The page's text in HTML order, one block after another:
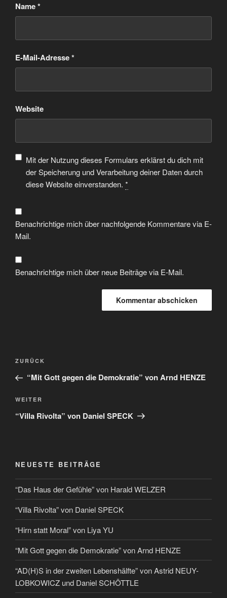
Name*
E-Mail-Adresse*
Website
Mit der Nutzung dieses Formulars erklärst du dich mit
der Speicherung und Verarbeitung deiner Daten durch
diese Website einverstanden. *
Benachrichtige mich über nachfolgende Kommentare via E-
Mail.
Benachrichtige mich über neue Beiträge via E-Mail.
ZURÜCK
“Mit Gott gegen die Demokratie” von Arnd HENZE
WEITER
“Villa Rivolta” von Daniel SPECK
NEUESTE BEITRÄGE
“Das Haus der Gefühle” von Harald WELZER
“Villa Rivolta” von Daniel SPECK
“Hirn statt Moral” von Liya YU
“Mit Gott gegen die Demokratie” von Arnd HENZE
“AD(H)S in der zweiten Lebenshälfte” von Astrid NEUY-
LOBKOWICZ und Daniel SCHÖTTLE